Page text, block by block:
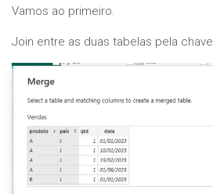
Vamos ao primeiro.
Join entre as duas tabelas pela chave